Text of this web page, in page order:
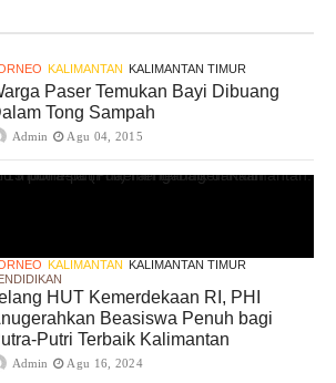
KALIMANTAN KALIMANTAN TIMUR
Paser Temukan Bayi Dibuang
Tong Sampah
Admin Agu 04, 2015
KALIMANTAN KALIMANTAN TIMUR
HUT Kemerdekaan RI, PHI
Beasiswa Penuh bagi
Putri Terbaik Kalimantan
Admin Agu 16, 2024